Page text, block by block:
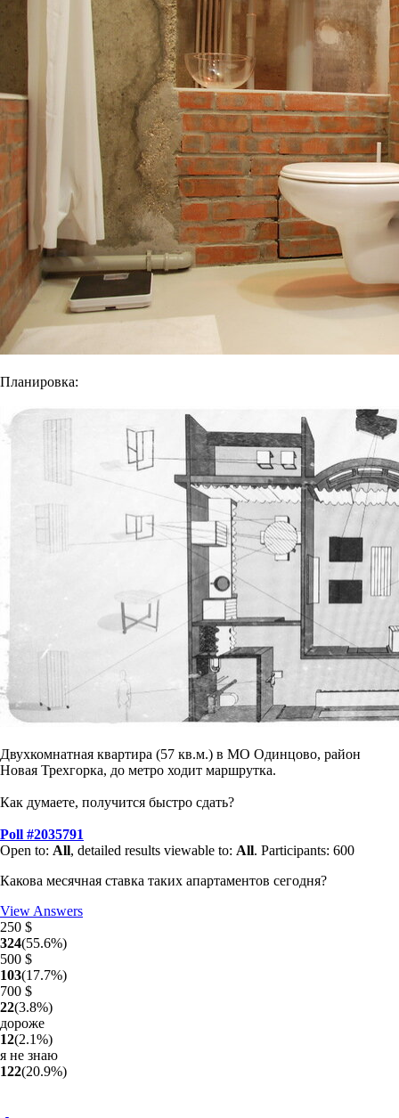
Планировка:
Двухкомнатная квартира (57 кв.м.) в МО Одинцово, район
Новая Трехгорка, до метро ходит маршрутка.
Как думаете, получится быстро сдать?
Poll #2035791
Open to: All, detailed results viewable to: All. Participants: 600
Какова месячная ставка таких апартаментов сегодня?
View Answers
250 $
324(55.6%)
500 $
103(17.7%)
700 $
22(3.8%)
дороже
12(2.1%)
я не знаю
122(20.9%)